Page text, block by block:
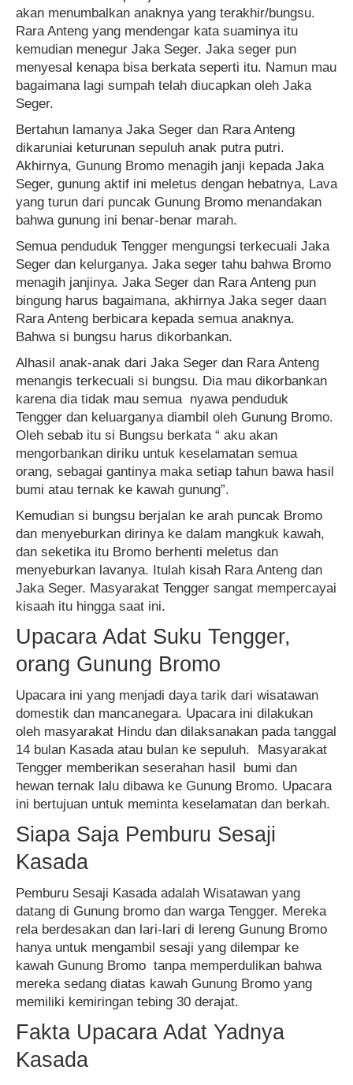
akan menumbalkan anaknya yang terakhir/bungsu.
Rara Anteng yang mendengar kata suaminya itu
kemudian menegur Jaka Seger. Jaka seger pun
menyesal kenapa bisa berkata seperti itu. Namun mau
bagaimana lagi sumpah telah diucapkan oleh Jaka
Seger.
Bertahun lamanya Jaka Seger dan Rara Anteng
dikaruniai keturunan sepuluh anak putra putri.
Akhirnya, Gunung Bromo menagih janji kepada Jaka
Seger, gunung aktif ini meletus dengan hebatnya, Lava
yang turun dari puncak Gunung Bromo menandakan
bahwa gunung ini benar-benar marah.
Semua penduduk Tengger mengungsi terkecuali Jaka
Seger dan kelurganya. Jaka seger tahu bahwa Bromo
menagih janjinya. Jaka Seger dan Rara Anteng pun
bingung harus bagaimana, akhirnya Jaka seger daan
Rara Anteng berbicara kepada semua anaknya.
Bahwa si bungsu harus dikorbankan.
Alhasil anak-anak dari Jaka Seger dan Rara Anteng
menangis terkecuali si bungsu. Dia mau dikorbankan
karena dia tidak mau semua nyawa penduduk
Tengger dan keluarganya diambil oleh Gunung Bromo.
Oleh sebab itu si Bungsu berkata “ aku akan
mengorbankan diriku untuk keselamatan semua
orang, sebagai gantinya maka setiap tahun bawa hasil
bumi atau ternak ke kawah gunung”.
Kemudian si bungsu berjalan ke arah puncak Bromo
dan menyeburkan dirinya ke dalam mangkuk kawah,
dan seketika itu Bromo berhenti meletus dan
menyeburkan lavanya. Itulah kisah Rara Anteng dan
Jaka Seger. Masyarakat Tengger sangat mempercayai
kisaah itu hingga saat ini.
Upacara Adat Suku Tengger,
orang Gunung Bromo
Upacara ini yang menjadi daya tarik dari wisatawan
domestik dan mancanegara. Upacara ini dilakukan
oleh masyarakat Hindu dan dilaksanakan pada tanggal
14 bulan Kasada atau bulan ke sepuluh. Masyarakat
Tengger memberikan seserahan hasil bumi dan
hewan ternak lalu dibawa ke Gunung Bromo. Upacara
ini bertujuan untuk meminta keselamatan dan berkah.
Siapa Saja Pemburu Sesaji
Kasada
Pemburu Sesaji Kasada adalah Wisatawan yang
datang di Gunung bromo dan warga Tengger. Mereka
rela berdesakan dan lari-lari di lereng Gunung Bromo
hanya untuk mengambil sesaji yang dilempar ke
kawah Gunung Bromo tanpa memperdulikan bahwa
mereka sedang diatas kawah Gunung Bromo yang
memiliki kemiringan tebing 30 derajat.
Fakta Upacara Adat Yadnya
Kasada